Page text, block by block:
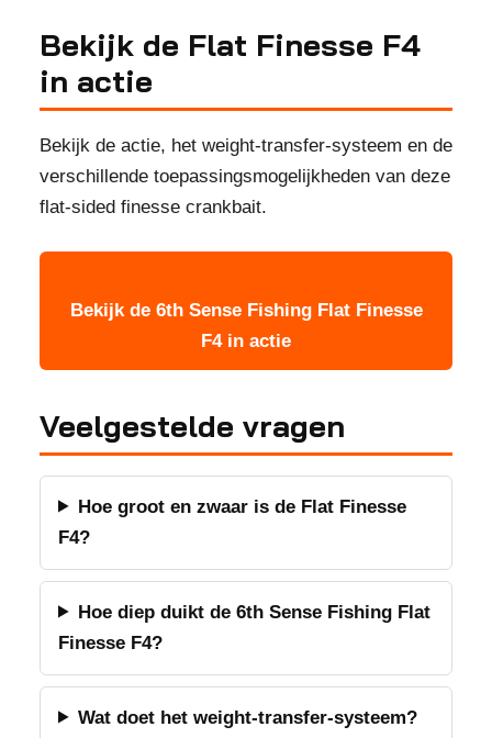
Bekijk de Flat Finesse F4
in actie
Bekijk de actie, het weight-transfer-systeem en de
verschillende toepassingsmogelijkheden van deze
flat-sided finesse crankbait.
Bekijk de 6th Sense Fishing Flat Finesse
F4 in actie
Veelgestelde vragen
Hoe groot en zwaar is de Flat Finesse
F4?
Hoe diep duikt de 6th Sense Fishing Flat
Finesse F4?
Wat doet het weight-transfer-systeem?